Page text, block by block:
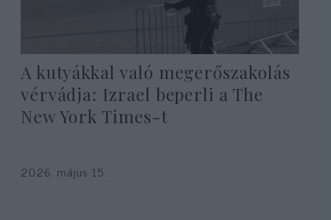
A kutyákkal való megerőszakolás
vérvádja: Izrael beperli a The
New York Times-t
2026. május 15.